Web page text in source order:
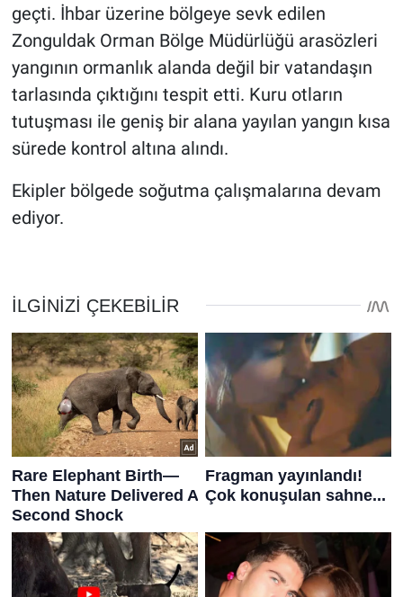
geçti. İhbar üzerine bölgeye sevk edilen
Zonguldak Orman Bölge Müdürlüğü arasözleri
yangının ormanlık alanda değil bir vatandaşın
tarlasında çıktığını tespit etti. Kuru otların
tutuşması ile geniş bir alana yayılan yangın kısa
sürede kontrol altına alındı.
Ekipler bölgede soğutma çalışmalarına devam
ediyor.